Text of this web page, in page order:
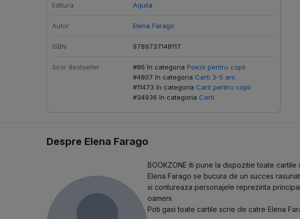
Editura Aquila
Autor Elena Farago
ISBN 9789737148117
Scor Bestseller #86 în categoria Poezii pentru copii
#4807 în categoria Carti 3-5 ani
#11473 în categoria Carti pentru copii
#34936 în categoria Carti
Despre Elena Farago
BOOKZONE iti pune la dispozitie toate
Elena Farago se bucura de un succes
si contureaza personajele reprezinta
oameni.
Poti gasi toate cartile scrie de catre Elena